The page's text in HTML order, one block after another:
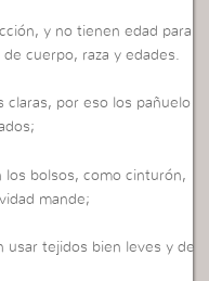
y no tienen edad para
cuerpo, raza y edades.
claras, por eso los pañuelo
los bolsos, como cinturón,
mande;
usar tejidos bien leves y de